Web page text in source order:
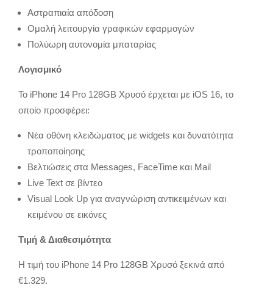
Αστραπιαία απόδοση
Ομαλή λειτουργία γραφικών εφαρμογών
Πολύωρη αυτονομία μπαταρίας
Λογισμικό
Το iPhone 14 Pro 128GB Χρυσό έρχεται με iOS 16, το
οποίο προσφέρει:
Νέα οθόνη κλειδώματος με widgets και δυνατότητα
τροποποίησης
Βελτιώσεις στα Messages, FaceTime και Mail
Live Text σε βίντεο
Visual Look Up για αναγνώριση αντικειμένων και
κειμένου σε εικόνες
Τιμή & Διαθεσιμότητα
Η τιμή του iPhone 14 Pro 128GB Χρυσό ξεκινά από
€1.329.